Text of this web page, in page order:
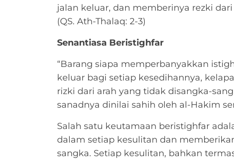
jalan keluar, dan memberinya rezki
(QS. Ath-Thalaq: 2-3)
Senantiasa Beristighfar
“Barang siapa memperbanyakkan
keluar bagi setiap kesedihannya,
rizki dari arah yang tidak disangka-
sanadnya dinilai sahih oleh al-Hakim
Salah satu keutamaan beristighfar
dalam setiap kesulitan dan
sangka. Setiap kesulitan, bahkan